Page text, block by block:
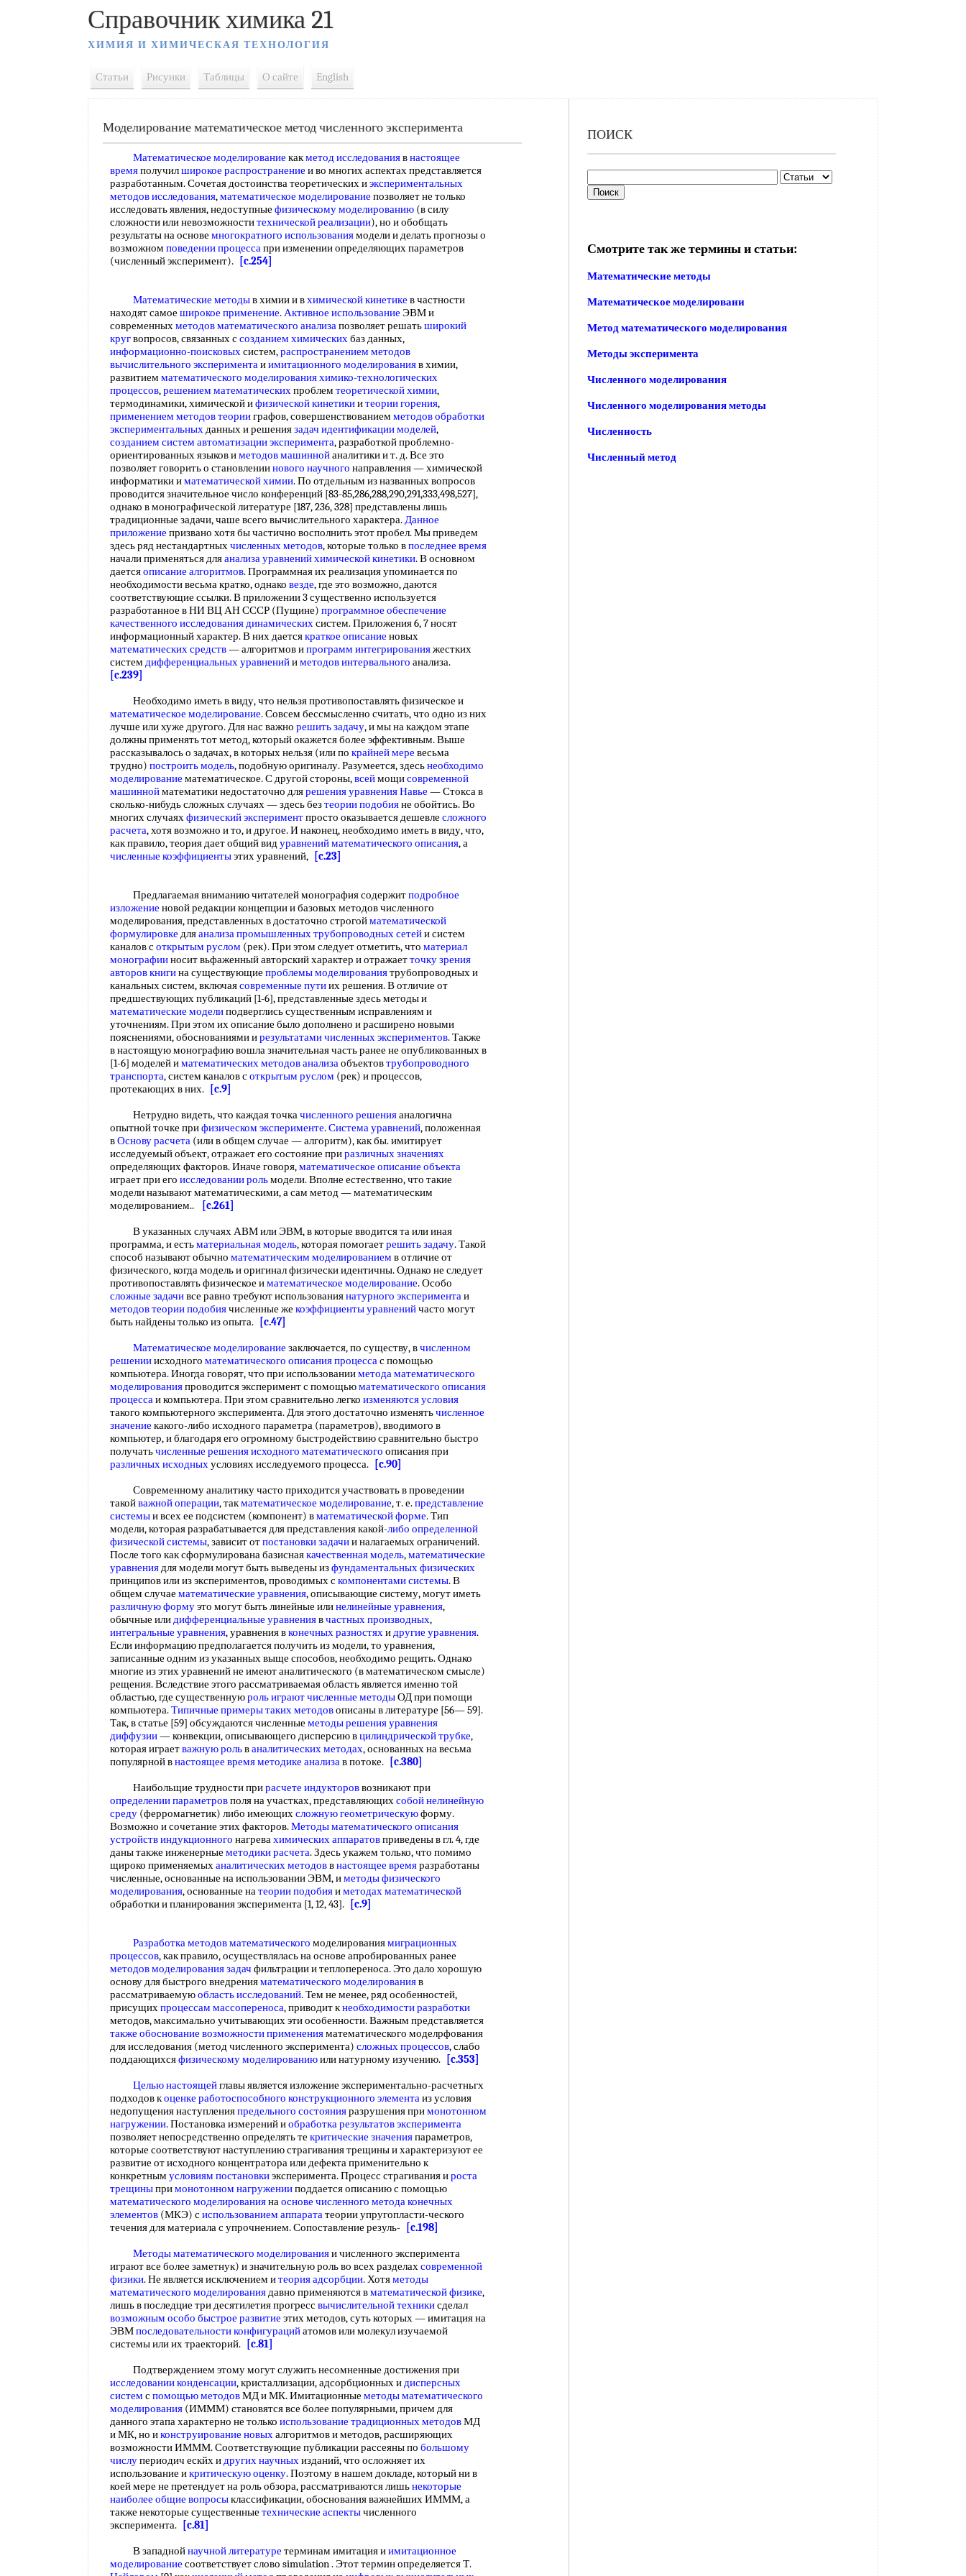
Справочник химика 21
ХИМИЯ И ХИМИЧЕСКАЯ ТЕХНОЛОГИЯ
Статьи Рисунки Таблицы О сайте English
Моделирование математическое метод численного эксперимента
Математическое моделирование какметод исследованиявнастоящее
времяполучилширокое распространение и во многих аспектах представляется
разработанным. Сочетая достоинства теоретических иэкспериментальных
методов исследования,математическое моделирование позволяет не только
исследовать явления, недоступные физическому моделированию (в силу
сложности или невозможноститехнической реализации), но и обобщать
результаты на основе многократного использованиямодели и делать прогнозы о
возможном поведении процессапри изменении определяющих параметров
(численный эксперимент).
[c.254]
Математические методыв химии и вхимической кинетике в частности
находят самое широкое применение.Активное использование ЭВМ и
современныхметодов математического анализапозволяет решатьширокий
кругвопросов, связанных ссозданием химическихбаз данных,
информационно-поисковыхсистем,распространением методов
вычислительного экспериментаиимитационного моделированияв химии,
развитием математического моделирования химико-технологических
процессов,решением математическихпроблем теоретической химии,
термодинамики, химической ифизической кинетикиитеории горения,
применением методов теорииграфов, совершенствованием методов обработки
экспериментальныхданных и решениязадач идентификации моделей,
созданием систем автоматизации эксперимента, разработкой проблемно-
ориентированных языков иметодов машиннойаналитики и т. д. Все это
позволяет говорить о становлениинового научного направления — химической
информатики иматематической химии. По отдельным из названных вопросов
проводится значительное число конференций [83-85,286,288,290,291,333,498,527],
однако в монографической литературе [187, 236, 328] представлены лишь
традиционные задачи, чаше всего вычислительного характера.Данное
приложение призвано хотя бы частично восполнить этот пробел. Мы приведем
здесь ряд нестандартныхчисленных методов, которые только впоследнее время
начали применяться дляанализа уравнений химической кинетики. В основном
даетсяописание алгоритмов. Программная их реализация упоминается по
необходимости весьма кратко, однако везде, где это возможно, даются
соответствующие ссылки. В приложении 3 существенно используется
разработанное в НИ ВЦ АН СССР (Пущине) программное обеспечение
качественного исследования динамическихсистем. Приложения 6, 7 носят
информационный характер. В них даетсякраткое описание новых
математических средств— алгоритмов ипрограмм интегрированияжестких
систем дифференциальных уравненийиметодов интервального анализа.
[c.239]
Необходимо иметь в виду, что нельзя противопоставлять физическое и
математическое моделирование. Совсем бессмысленно считать, что одно из них
лучше или хуже другого. Для нас важно решить задачу, и мы на каждом этапе
должны применять тот метод, который окажется более эффективным. Выше
рассказывалось о задачах, в которых нельзя (или по крайней мере весьма
трудно) построить модель, подобную оригиналу. Разумеется, здесьнеобходимо
моделирование математическое. С другой стороны,всеймощисовременной
машиннойматематики недостаточно длярешения уравнения Навье — Стокса в
сколько-нибудь сложных случаях — здесь безтеории подобияне обойтись. Во
многих случаяхфизический экспериментпросто оказывается дешевле сложного
расчета, хотя возможно и то, и другое. И наконец, необходимо иметь в виду, что,
как правило, теория дает общий видуравнений математического описания, а
численные коэффициентыэтих уравнений, [c.23]
Предлагаемая вниманию читателей монография содержитподробное
изложение новой редакции концепции и базовых методов численного
моделирования, представленных в достаточно строгойматематической
формулировке дляанализа промышленныхтрубопроводных сетейи систем
каналов соткрытым руслом (рек). При этом следует отметить, что материал
монографииносит вьфаженный авторский характер и отражаетточку зрения
авторов книгина существующие проблемы моделированиятрубопроводных и
канальных систем, включаясовременные путиих решения. В отличие от
предшествующих публикаций [1-6], представленные здесь методы и
математические моделиподверглись существенным исправлениям и
уточнениям. При этом их описание было дополнено и расширено новыми
пояснениями, обоснованиями ирезультатами численных экспериментов. Также
в настоящую монографию вошла значительная часть ранее не опубликованных в
[1-6] моделей иматематических методов анализаобъектовтрубопроводного
транспорта, систем каналов соткрытым руслом (рек) и процессов,
протекающих в них.
[c.9]
Нетрудно видеть, что каждая точкачисленного решенияаналогична
опытной точке прифизическом эксперименте.Система уравнений, положенная
вОснову расчета (или в общем случае — алгоритм), как бы. имитирует
исследуемый объект, отражает его состояние приразличных значениях
определяющих факторов. Иначе говоря,математическое описание объекта
играет при его исследовании рольмодели. Вполне естественно, что такие
модели называют математическими, а сам метод — математическим
моделированием..
[c.261]
В указанных случаях АВМ или ЭВМ, в которые вводится та или иная
программа, и естьматериальная модель, которая помогаетрешить задачу. Такой
способ называют обычно математическим моделированием в отличие от
физического, когда модель и оригинал физически идентичны. Однако не следует
противопоставлять физическое иматематическое моделирование. Особо
сложные задачивсе равно требуют использованиянатурного экспериментаи
методов теории подобиячисленные же коэффициенты уравненийчасто могут
быть найдены только из опыта.
[c.47]
Математическое моделирование заключается, по существу, вчисленном
решенииисходного математического описания процессас помощью
компьютера. Иногда говорят, что при использованииметода математического
моделированияпроводится эксперимент с помощьюматематического описания
процессаи компьютера. При этом сравнительно легко изменяются условия
такого компьютерного эксперимента. Для этого достаточно изменятьчисленное
значение какого-либо исходного параметра (параметров), вводимого в
компьютер, и благодаря его огромному быстродействию сравнительно быстро
получатьчисленные решенияисходного математического описания при
различных исходныхусловиях исследуемого процесса.
[c.90]
Современному аналитику часто приходится участвовать в проведении
такойважной операции, такматематическое моделирование, т. е.представление
системыи всех ее подсистем (компонент) вматематической форме. Тип
модели, которая разрабатывается для представления какой-либо определенной
физической системы, зависит отпостановки задачии налагаемых ограничений.
После того как сформулирована базиснаякачественная модель,математические
уравнениядля модели могут быть выведены изфундаментальных физических
принципов или из экспериментов, проводимых скомпонентами системы. В
общем случае математические уравнения, описывающие систему, могут иметь
различную формуэто могут быть линейные илинелинейные уравнения,
обычные илидифференциальные уравнениявчастных производных,
интегральные уравнения, уравнения вконечных разностяхидругие уравнения.
Если информацию предполагается получить из модели, то уравнения,
записанные одним из указанных выще способов, необходимо рещить. Однако
многие из этих уравнений не имеют аналитического (в математическом смысле)
рещения. Вследствие этого рассматриваемая область является именно той
областью, где существеннуюроль играютчисленные методыОД при помощи
компьютера.Типичные примерытаких методовописаны в литературе [56— 59].
Так, в статье [59] обсуждаются численные методы решения уравнения
диффузии— конвекции, описывающего дисперсию вцилиндрической трубке,
которая играетважную рольваналитических методах, основанных на весьма
популярной внастоящее времяметодике анализав потоке.
[c.380]
Наибольщие трудности прирасчете индуктороввозникают при
определении параметровполя на участках, представляющихсобойнелинейную
среду (ферромагнетик) либо имеющихсложную геометрическуюформу.
Возможно и сочетание этих факторов.Методы математического описания
устройств индукционного нагревахимических аппаратовприведены в гл. 4, где
даны также инженерные методики расчета. Здесь укажем только, что помимо
щироко применяемыханалитических методоввнастоящее времяразработаны
численные, основанные на использовании ЭВМ, иметоды физического
моделирования, основанные натеории подобияиметодах математической
обработки и планирования эксперимента [1, 12, 43].
[c.9]
Разработка методов математического моделированиямиграционных
процессов, как правило, осуществлялась на основе апробированных ранее
методов моделирования задач фильтрации и теплопереноса. Это дало хорошую
основу для быстрого внедренияматематического моделированияв
рассматриваемуюобласть исследований. Тем не менее, ряд особенностей,
присущихпроцессам массопереноса, приводит кнеобходимости разработки
методов, максимально учитывающих эти особенности. Важным представляется
также обоснование возможности примененияматематического моделрфования
для исследования (метод численного эксперимента) сложных процессов, слабо
поддающихсяфизическому моделированиюили натурному изучению.
[c.353]
Целью настоящейглавы является изложение экспериментально-расчетньгх
подходов коценке работоспособного конструкционного элементаиз условия
недопущения наступленияпредельного состоянияразрушения примонотонном
нагружении. Постановка измерений иобработка результатов эксперимента
позволяет непосредственно определять те критические значенияпараметров,
которые соответствуют наступлению страгивания трещины и характеризуют ее
развитие от исходного концентратора или дефекта применительно к
конкретным условиям постановкиэксперимента. Процесс страгивания ироста
трещиныпримонотонном нагруженииподдается описанию с помощью
математического моделированиянаоснове численного метода конечных
элементов (МКЭ) сиспользованием аппарататеории упругопласти-ческого
течения для материала с упрочнением. Сопоставление резуль-
[c.198]
Методы математического моделированияи численного эксперимента
играют все более заметнук) и значительную роль во всех разделахсовременной
физики. Не является исключением итеория адсорбции. Хотяметоды
математического моделированиядавно применяются вматематической физике,
лишь в последцие три десятилетия прогрессвычислительной техникисделал
возможным особо быстрое развитие этих методов, суть которых — имитация на
ЭВМпоследовательности конфигурацийатомов или молекул изучаемой
системы или их траекторий.
[c.81]
Подтверждением этому могут служить несомненные достижения при
исследовании конденсации, кристаллизации, адсорбционных идисперсных
систем спомощью методовМД и МК. Имитационные методы математического
моделирования (ИМММ) становятся все более популярными, причем для
данного этапа характерно не только использование традиционных методовМД
и МК, но иконструирование новыхалгоритмов и методов, расширяющих
возможности ИМММ. Соответствующие публикации рассеяны по большому
числупериодич ескйх идругих научныхизданий, что осложняет их
использование икритическую оценку. Поэтому в нашем докладе, который ни в
коей мере не претендует на роль обзора, рассматриваются лишьнекоторые
наиболее общие вопросыклассификации, обоснования важнейших ИМММ, а
также некоторые существенные технические аспектычисленного
эксперимента.
[c.81]
В западнойнаучной литературе терминам имитация иимитационное
моделирование соответствует слово simulation . Этот термин определяется Т.
ПОИСК
Смотрите так же термины и статьи:
Математические методы
Математическое моделировани
Метод математического моделирования
Методы эксперимента
Численного моделирования
Численного моделирования методы
Численность
Численный метод